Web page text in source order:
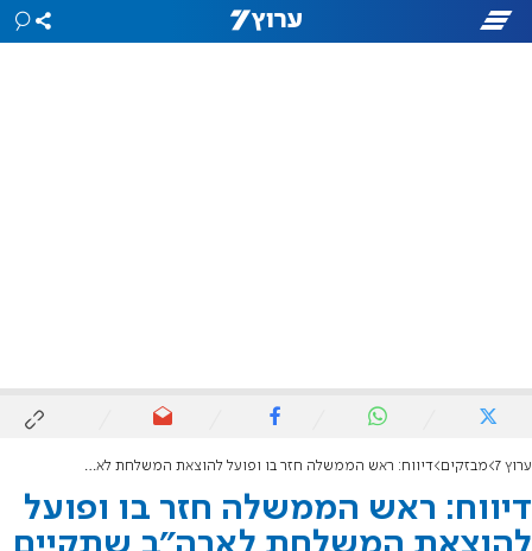
ערוץ 7 מבזקים דיווח: ראש הממשלה חזר בו ופועל להוצאת המשלחת לארה"ב שתקיים דיונים בנוגע לפעולה צבאית ברפיח
דיווח: ראש הממשלה חזר בו ופועל